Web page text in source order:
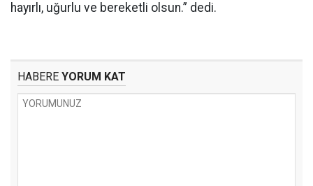
hayırlı, uğurlu ve bereketli olsun.” dedi.
HABERE YORUM KAT